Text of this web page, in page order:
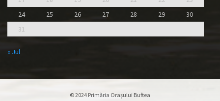
24
25 26 27 28 29
30
31
« Jul
© 2024 Primăria Orașului Buftea